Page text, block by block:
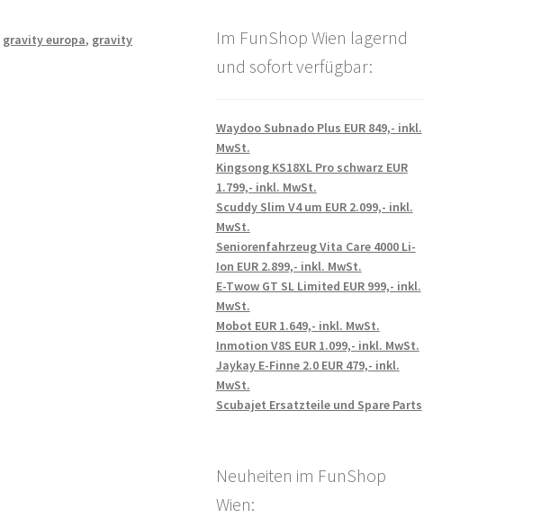
gravity europa, gravity
Im FunShop Wien lagernd
und sofort verfügbar:
Waydoo Subnado Plus EUR 849,- inkl.
MwSt.
Kingsong KS18XL Pro schwarz EUR
1.799,- inkl. MwSt.
Scuddy Slim V4 um EUR 2.099,- inkl.
MwSt.
Seniorenfahrzeug Vita Care 4000 Li-
Ion EUR 2.899,- inkl. MwSt.
E-Twow GT SL Limited EUR 999,- inkl.
MwSt.
Mobot EUR 1.649,- inkl. MwSt.
Inmotion V8S EUR 1.099,- inkl. MwSt.
Jaykay E-Finne 2.0 EUR 479,- inkl.
MwSt.
Scubajet Ersatzteile und Spare Parts
Neuheiten im FunShop
Wien: